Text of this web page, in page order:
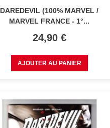
DAREDEVIL (100% MARVEL /
MARVEL FRANCE - 1°...
Prix
24,90 €
AJOUTER AU PANIER